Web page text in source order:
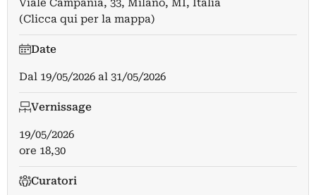
Viale Campania, 33, Milano, MI, Italia
(Clicca qui per la mappa)
Date
Dal 19/05/2026 al 31/05/2026
Vernissage
19/05/2026
ore 18,30
Curatori